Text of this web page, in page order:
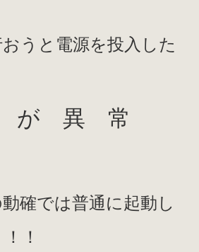
うと電源を投入した
が 異 常
確では普通に起動し
！